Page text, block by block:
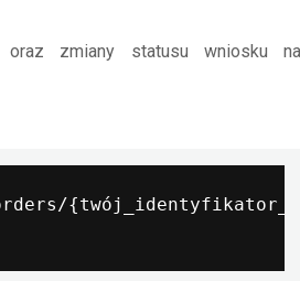
oraz zmiany statusu wniosku na